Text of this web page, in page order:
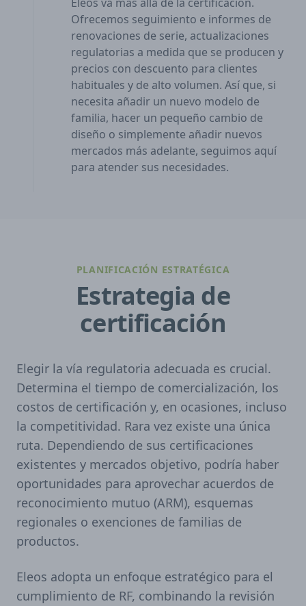
Ofrecemos seguimiento e informes de
renovaciones de serie, actualizaciones
regulatorias a medida que se producen y
precios con descuento para clientes
habituales y de alto volumen. Así que, si
necesita añadir un nuevo modelo de
familia, hacer un pequeño cambio de
diseño o simplemente añadir nuevos
mercados más adelante, seguimos aquí
para atender sus necesidades.
PLANIFICACIÓN ESTRATÉGICA
Estrategia de
certificación
Elegir la vía regulatoria adecuada es crucial.
Determina el tiempo de comercialización, los
costos de certificación y, en ocasiones, incluso
la competitividad. Rara vez existe una única
ruta. Dependiendo de sus certificaciones
existentes y mercados objetivo, podría haber
oportunidades para aprovechar acuerdos de
reconocimiento mutuo (ARM), esquemas
regionales o exenciones de familias de
productos.
Eleos adopta un enfoque estratégico para el
cumplimiento de RF, combinando la revisión